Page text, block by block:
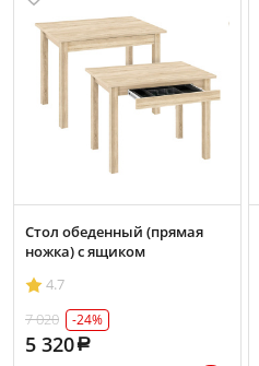
Стол обеденный (прямая
ножка) с ящиком
4.7
7 020
-24%
5 320